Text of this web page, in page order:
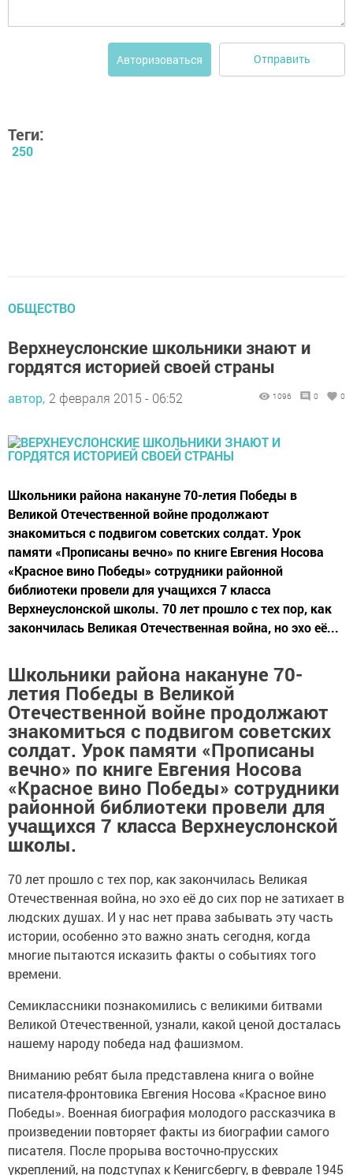
Авторизоваться Отправить
Теги:
250
ОБЩЕСТВО
Верхнеуслонские школьники знают и
гордятся историей своей страны
автор, 2 февраля 2015 - 06:52 1096 0 0
Школьники района накануне 70-летия Победы в
Великой Отечественной войне продолжают
знакомиться с подвигом советских солдат. Урок
памяти «Прописаны вечно» по книге Евгения Носова
«Красное вино Победы» сотрудники районной
библиотеки провели для учащихся 7 класса
Верхнеуслонской школы. 70 лет прошло с тех пор, как
закончилась Великая Отечественная война, но эхо её...
Школьники района накануне 70-
летия Победы в Великой
Отечественной войне продолжают
знакомиться с подвигом советских
солдат. Урок памяти «Прописаны
вечно» по книге Евгения Носова
«Красное вино Победы» сотрудники
районной библиотеки провели для
учащихся 7 класса Верхнеуслонской
школы.
70 лет прошло с тех пор, как закончилась Великая
Отечественная война, но эхо её до сих пор не затихает в
людских душах. И у нас нет права забывать эту часть
истории, особенно это важно знать сегодня, когда
многие пытаются исказить факты о событиях того
времени.
Семиклассники познакомились с великими битвами
Великой Отечественной, узнали, какой ценой досталась
нашему народу победа над фашизмом.
Вниманию ребят была представлена книга о войне
писателя-фронтовика Евгения Носова «Красное вино
Победы». Военная биография молодого рассказчика в
произведении повторяет факты из биографии самого
писателя. После прорыва восточно-прусских
укреплений, на подступах к Кенигсбергу, в феврале 1945